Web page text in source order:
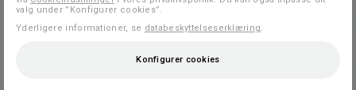
valg under ”Konfigurer cookies”.
Yderligere informationer, se databeskyttelseserklæring
Konfigurer cookies